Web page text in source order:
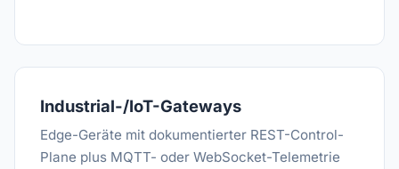
Industrial-/IoT-Gateways
Edge-Geräte mit dokumentierter REST-Control-
Plane plus MQTT- oder WebSocket-Telemetrie